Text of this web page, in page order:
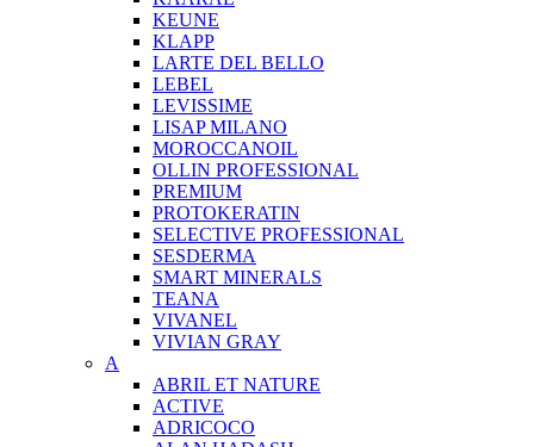
KEUNE
KLAPP
LARTE DEL BELLO
LEBEL
LEVISSIME
LISAP MILANO
MOROCCANOIL
OLLIN PROFESSIONAL
PREMIUM
PROTOKERATIN
SELECTIVE PROFESSIONAL
SESDERMA
SMART MINERALS
TEANA
VIVANEL
VIVIAN GRAY
A
ABRIL ET NATURE
ACTIVE
ADRICOCO